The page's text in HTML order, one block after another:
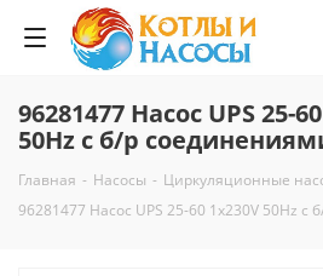
96281477 Насос UPS 25-
50Hz с б/р
Главная - Насосы - Циркуляционные
96281477 Насос UPS 25-60 1x230V 50Hz с